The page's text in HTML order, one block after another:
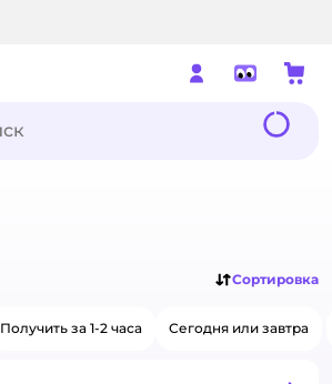
Сортировка
Получить за 1-2 часа Сегодня или завтра